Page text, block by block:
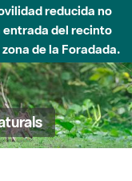
reducida no
entrada del recinto
de la Foradada.